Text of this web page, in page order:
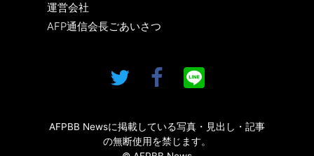
運営会社
AFP通信会長ごあいさつ
AFPBB Newsに掲載している写真・見出し・記事
の無断使用を禁じます。